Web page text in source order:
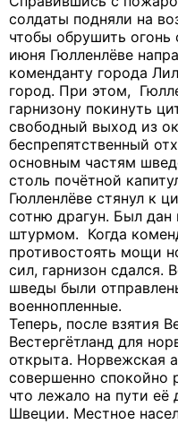
солдаты подняли на
чтобы обрушить огонь
июня Гюлленлёве
коменданту города
город. При этом,
гарнизону покинуть
свободный выход из
беспрепятственный
основным частям
столь почётной
Гюлленлёве стянул к
сотню драгун. Был дан
штурмом. Когда
противостоять мощи
сил, гарнизон сдался.
шведы были
военнопленные.
Теперь, после взятия
Вестергётланд для
открыта. Норвежская
совершенно спокойно
что лежало на пути её
Швеции. Местное